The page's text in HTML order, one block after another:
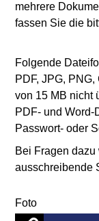
mehrere
fassen Sie die
Folgende
PDF, JPG,
von 15 MB nicht
PDF- und Word-
Passwort- oder
Bei Fragen
ausschreibende
Foto